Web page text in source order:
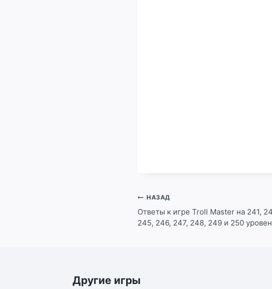
Навигация
по
записям
НАЗАД
Ответы к игре Troll Master на 241,
245, 246, 247, 248, 249 и 250
Другие игры